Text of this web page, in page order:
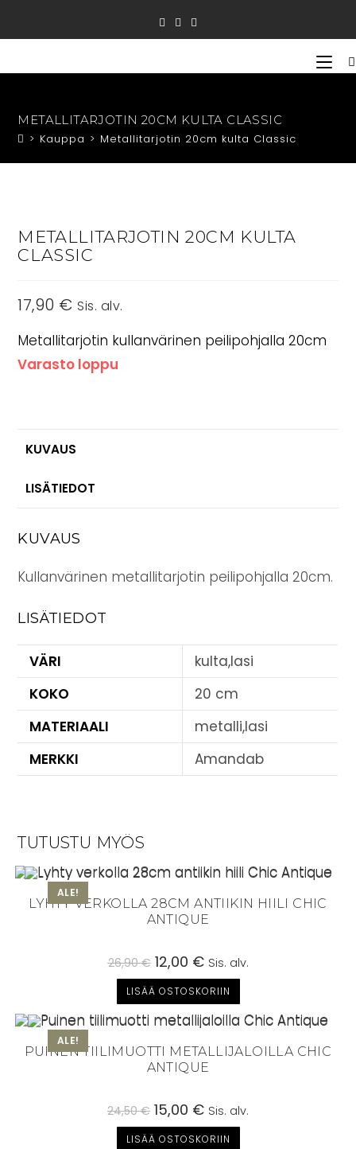
METALLITARJOTIN 20CM KULTA CLASSIC
> Kauppa > Metallitarjotin 20cm kulta Classic
METALLITARJOTIN 20CM KULTA
CLASSIC
17,90 € Sis. alv.
Metallitarjotin kullanvärinen peilipohjalla 20cm
Varasto loppu
KUVAUS
LISÄTIEDOT
KUVAUS
Kullanvärinen metallitarjotin peilipohjalla 20cm.
LISÄTIEDOT
VÄRI
kulta,lasi
KOKO
20 cm
MATERIAALI
metalli,lasi
MERKKI
Amandab
TUTUSTU MYÖS
ALE!
LYHTY VERKOLLA 28CM ANTIIKIN HIILI CHIC
ANTIQUE
26,90€ Alkuperäinen
hinta
oli:
26,90 €.
12,00 €Nykyinen
hinta
on:
12,00 €.
Sis. alv.
LISÄÄ OSTOSKORIIN
ALE!
PUINEN TIILIMUOTTI METALLIJALOILLA CHIC
ANTIQUE
24,50€ Alkuperäinen
hinta
oli:
24,50 €.
15,00 €Nykyinen
hinta
on:
15,00 €.
Sis. alv.
LISÄÄ OSTOSKORIIN